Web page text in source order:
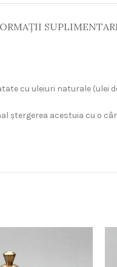
cu uleiuri naturale (ulei
ştergerea acestuia cu o